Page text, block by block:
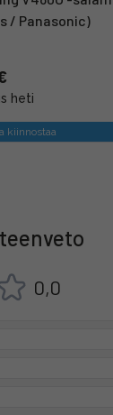
/ Panasonic)
heti
kiinnostaa
0,0